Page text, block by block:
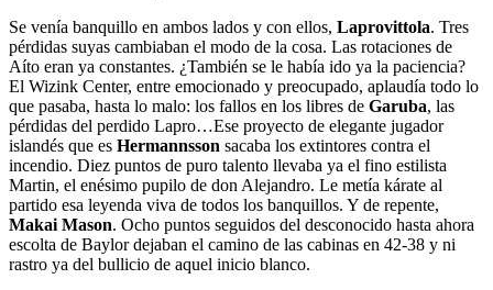
Se venía banquillo en ambos lados y con ellos, Laprovittola. Tres
pérdidas suyas cambiaban el modo de la cosa. Las rotaciones de
Aíto eran ya constantes. ¿También se le había ido ya la paciencia?
El Wizink Center, entre emocionado y preocupado, aplaudía todo lo
que pasaba, hasta lo malo: los fallos en los libres de Garuba, las
pérdidas del perdido Lapro…Ese proyecto de elegante jugador
islandés que es Hermannsson sacaba los extintores contra el
incendio. Diez puntos de puro talento llevaba ya el fino estilista
Martin, el enésimo pupilo de don Alejandro. Le metía kárate al
partido esa leyenda viva de todos los banquillos. Y de repente,
Makai Mason. Ocho puntos seguidos del desconocido hasta ahora
escolta de Baylor dejaban el camino de las cabinas en 42-38 y ni
rastro ya del bullicio de aquel inicio blanco.